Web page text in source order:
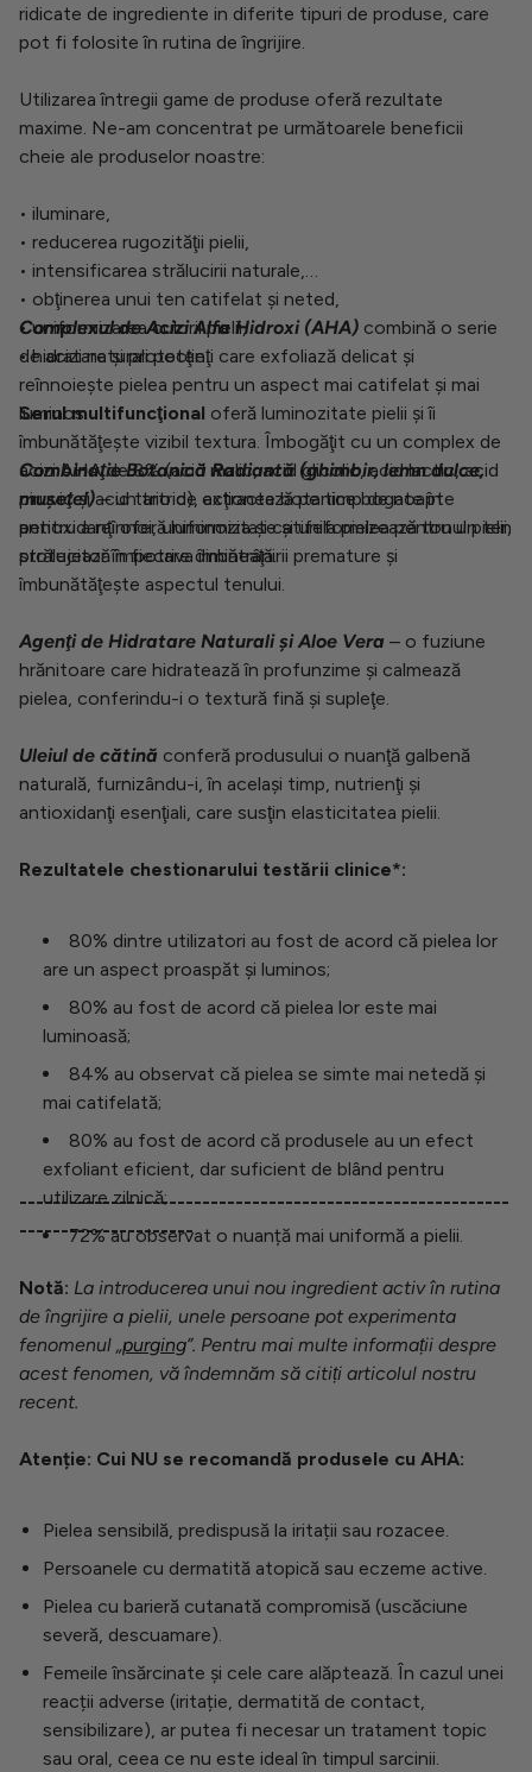
ridicate de ingrediente in diferite tipuri de produse, care
pot fi folosite în rutina de îngrijire.
Utilizarea întregii game de produse oferă rezultate
maxime. Ne-am concentrat pe următoarele beneficii
cheie ale produselor noastre:
• iluminare,
• reducerea rugozităţii pielii,
• intensificarea strălucirii naturale,
• obţinerea unui ten catifelat şi neted,
• uniformizarea culorii pielii,
• hidratare şi protecţie.
Serul multifuncţional oferă luminozitate pielii şi îi
îmbunătăţeşte vizibil textura. Îmbogăţit cu un complex de
acizi AHA de 8% (acid malic, acid glicolic, acid lactic, acid
piruvic şi acid tartric), acţionează pe timp de noapte
pentru a reînnoi, uniformiza şi catifela pielea pentru un ten
strălucitor în fiecare dimineaţă.
Complexul de Acizi Alfa Hidroxi (AHA) combină o serie
de acizi naturali potenţi care exfoliază delicat şi
reînnoieşte pielea pentru un aspect mai catifelat şi mai
luminos.
Combinaţie Botanică Radiantă (ghimbir, lemn dulce,
muşeţel) – un trio de extracte botanice bogate în
antioxidanţi oferă luminozitate şi uniformizează tonul pielii,
protejează împotriva îmbătrânirii premature şi
îmbunătăţeşte aspectul tenului.
Agenţi de Hidratare Naturali şi Aloe Vera – o fuziune
hrănitoare care hidratează în profunzime şi calmează
pielea, conferindu-i o textură fină şi supleţe.
Uleiul de cătină conferă produsului o nuanţă galbenă
naturală, furnizându-i, în acelaşi timp, nutrienţi şi
antioxidanţi esenţiali, care susţin elasticitatea pielii.
Rezultatele chestionarului testării clinice*:
80% dintre utilizatori au fost de acord că pielea lor
are un aspect proaspăt și luminos;
80% au fost de acord că pielea lor este mai
luminoasă;
84% au observat că pielea se simte mai netedă și
mai catifelată;
80% au fost de acord că produsele au un efect
exfoliant eficient, dar suficient de blând pentru
utilizare zilnică;
72% au observat o nuanță mai uniformă a pielii.
-----------------------------------------------------------
---------------------
Notă: La introducerea unui nou ingredient activ în rutina
de îngrijire a pielii, unele persoane pot experimenta
fenomenul „purging”. Pentru mai multe informații despre
acest fenomen, vă îndemnăm să citiți articolul nostru
recent.
Atenție: Cui NU se recomandă produsele cu AHA:
Pielea sensibilă, predispusă la iritații sau rozacee.
Persoanele cu dermatită atopică sau eczeme active.
Pielea cu barieră cutanată compromisă (uscăciune
severă, descuamare).
Femeile însărcinate și cele care alăptează. În cazul unei
reacții adverse (iritație, dermatită de contact,
sensibilizare), ar putea fi necesar un tratament topic
sau oral, ceea ce nu este ideal în timpul sarcinii.